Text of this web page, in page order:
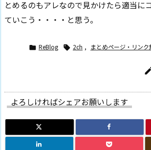
とめるのもアレなので見かけたら適当に
ていこう・・・・と思う。
 ReBlog  2ch , まとめページ・リンク
よろしければシェアお願いします